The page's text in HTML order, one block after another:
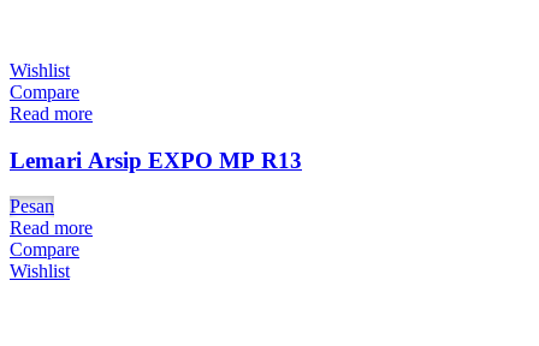
Wishlist
Compare
Read more
Lemari Arsip EXPO MP R13
Pesan
Read more
Compare
Wishlist